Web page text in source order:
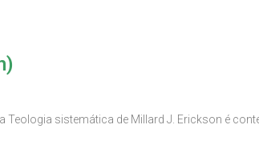
sistemática de Millard J. Erickson é